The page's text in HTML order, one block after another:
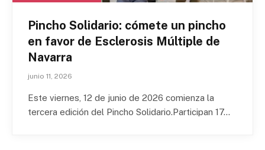
Pincho Solidario: cómete un pincho
en favor de Esclerosis Múltiple de
Navarra
junio 11, 2026
Este viernes, 12 de junio de 2026 comienza la
tercera edición del Pincho Solidario.Participan 17…